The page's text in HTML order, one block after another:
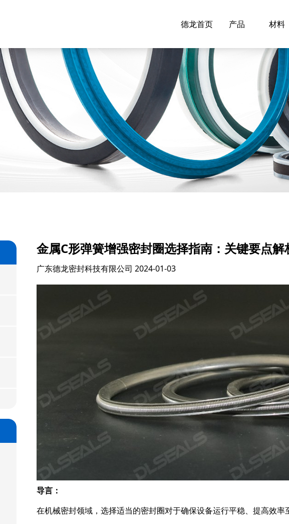
德龙首页 产品 材料
金属C形弹簧增强密封圈选择指南：关键要点解
广东德龙密封科技有限公司 2024-01-03
导言：
在机械密封领域，选择适当的密封圈对于确保设备运行平稳、提高效